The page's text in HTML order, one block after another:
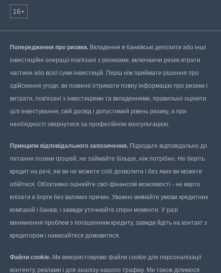
16+
Попередження про ризики. Вкладення в банківські депозити або інші
інвестиційні операції пов'язані з ризиками, включаючи ризик втрати
частини або всієї суми інвестицій. Перш ніж приймати рішення про
здійснення угоди, ви повинні отримати повну інформацію про ризики і
витрати, пов'язані з інвестиціями та вкладеннями, правильно оцінити
цілі інвестування, свій досвід і допустимий рівень ризику, а при
необхідності звернутися за професійною консультацією.
Принципи відповідального запозичення. Підходьте відповідально до
питання позики грошей, не займайте більше, ніж потрібно. Не беріть
кредит на речі, які ви не можете собі дозволити і без яких ви можете
обійтися. Об'єктивно оцінюйте свої фінансові можливості - не варто
влізати в борги без вагомих причин. Уважно вивчайте умови кредитних
компаній і банків, і завжди уточнюйте спірні моменти. У разі
виникнення проблем з погашенням кредиту, завжди йдіть на контакт з
кредитором і намагайтеся домовитися.
Файли cookie. Ми використовуємо файли cookie для персоналізації
контенту, реклами і для аналізу нашого трафіку. Ми також ділимося